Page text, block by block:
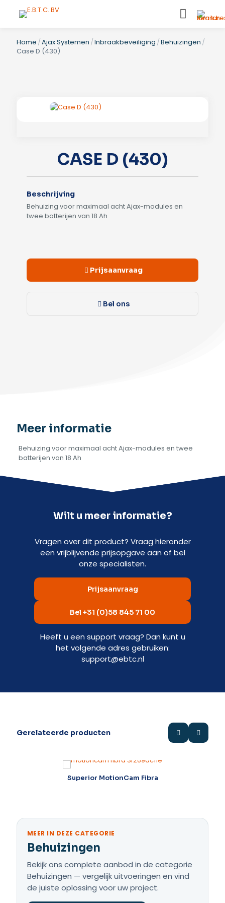
Home /Ajax Systemen /Inbraakbeveiliging /Behuizingen /
Case D (430)
CASE D (430)
Beschrijving
Behuizing voor maximaal acht Ajax-modules en
twee batterijen van 18 Ah
Prijsaanvraag
Bel ons
Meer informatie
Behuizing voor maximaal acht Ajax-modules en twee
batterijen van 18 Ah
Wilt u meer informatie?
Vragen over dit product? Vraag hieronder
een vrijblijvende prijsopgave aan of bel
onze specialisten.
Prijsaanvraag
Bel +31 (0)58 845 71 00
Heeft u een support vraag? Dan kunt u
het volgende adres gebruiken:
support@ebtc.nl
Gerelateerde producten
Superior MotionCam Fibra
MEER IN DEZE CATEGORIE
Behuizingen
Bekijk ons complete aanbod in de categorie
Behuizingen — vergelijk uitvoeringen en vind
de juiste oplossing voor uw project.